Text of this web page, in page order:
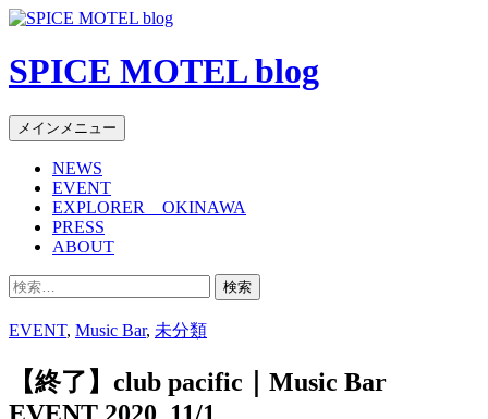
SPICE MOTEL blog
検
索
メインメニュー コ
ツ
NEWS
EVENT
EXPLORER OKINAWA
PRESS
ABOUT
検
EVENT, Music Bar, 未分類
【終了】club pacific｜Music Bar
EVENT 2020_11/1